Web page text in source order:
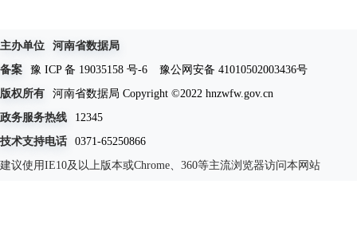
主办单位
河南省数据局
备案
豫 ICP 备 19035158 号-6
豫公网安备 41010502003436号
版权所有
河南省数据局 Copyright ©2022 hnzwfw.gov.cn
政务服务热线
12345
技术支持电话
0371-65250866
建议使用IE10及以上版本或Chrome、360等主流浏览器访问本网站